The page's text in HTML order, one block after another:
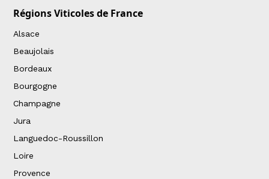
Régions Viticoles de France
Alsace
Beaujolais
Bordeaux
Bourgogne
Champagne
Jura
Languedoc-Roussillon
Loire
Provence